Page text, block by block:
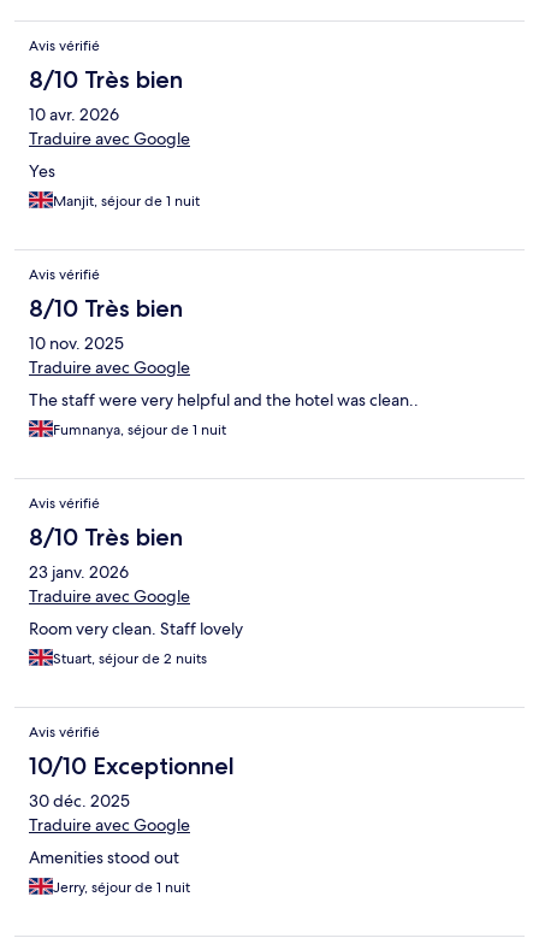
feel strongly that I should have been put well away from the
noise.
Avis vérifié
8/10 Très bien
10 avr. 2026
Traduire avec Google
Yes
Manjit, séjour de 1 nuit
Avis vérifié
8/10 Très bien
10 nov. 2025
Traduire avec Google
The staff were very helpful and the hotel was clean..
Fumnanya, séjour de 1 nuit
Avis vérifié
8/10 Très bien
23 janv. 2026
Traduire avec Google
Room very clean. Staff lovely
Stuart, séjour de 2 nuits
Avis vérifié
10/10 Exceptionnel
30 déc. 2025
Traduire avec Google
Amenities stood out
Jerry, séjour de 1 nuit